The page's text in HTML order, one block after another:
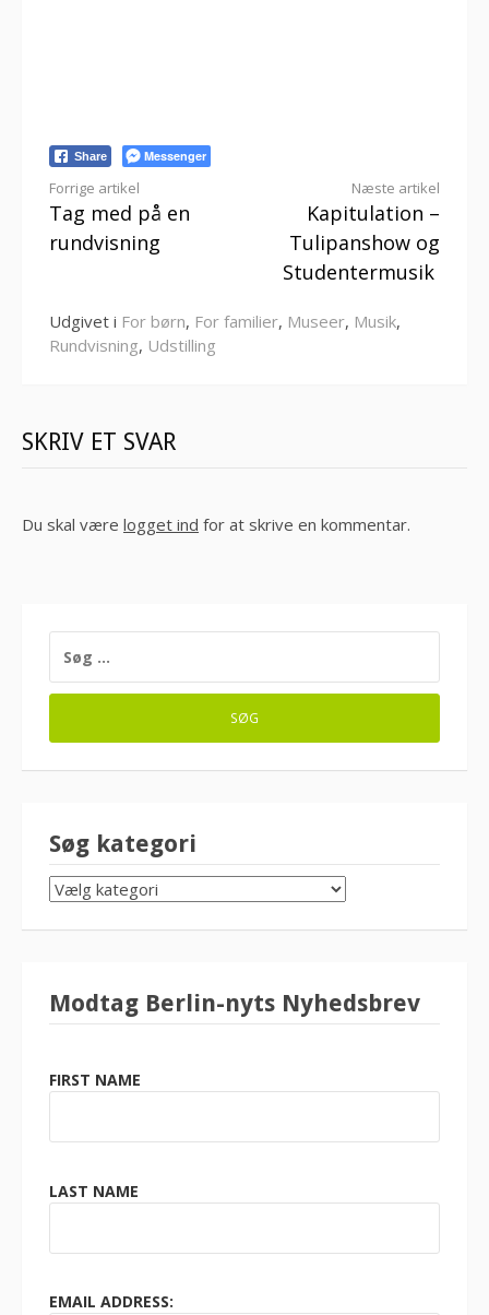
Share Messenger
Læs
videre
Forrige artikel
Tag med på en
rundvisning
Næste artikel
Kapitulation –
Tulipanshow og
Studentermusik
Udgivet i For børn, For familier, Museer, Musik,
Rundvisning, Udstilling
SKRIV ET SVAR
Du skal være logget ind for at skrive en kommentar.
EFTER:
Søg kategori
SØG
Modtag Berlin-nyts Nyhedsbrev
FIRST NAME
LAST NAME
EMAIL ADDRESS: